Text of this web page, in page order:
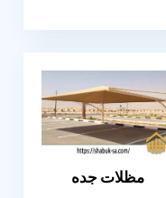
مظلات جده